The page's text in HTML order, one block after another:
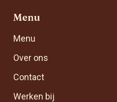
Menu
Menu
Over ons
Contact
Werken bij